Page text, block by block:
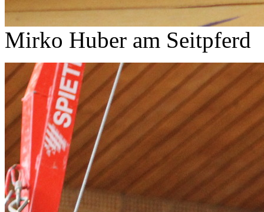
Mirko Huber am Seitpferd